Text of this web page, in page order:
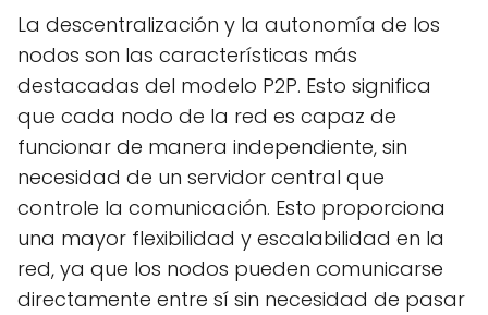
La descentralización y la autonomía de los
nodos son las características más
destacadas del modelo P2P. Esto significa
que cada nodo de la red es capaz de
funcionar de manera independiente, sin
necesidad de un servidor central que
controle la comunicación. Esto proporciona
una mayor flexibilidad y escalabilidad en la
red, ya que los nodos pueden comunicarse
directamente entre sí sin necesidad de pasar